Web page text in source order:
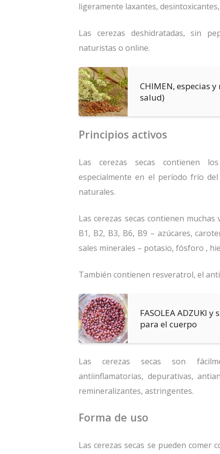
ligeramente laxantes,
Las cerezas deshidratadas, sin
naturistas o online.
CHIMEN, especias
salud)
Principios activos
Las cerezas secas contienen
especialmente en el período frío
naturales.
Las cerezas secas contienen
B1, B2, B3, B6, B9 – azúcares,
sales minerales – potasio, fósforo ,
También contienen resveratrol, el
FASOLEA ADZUKI
para el cuerpo
Las cerezas secas son
antiinflamatorias, depurativas,
remineralizantes, astringentes.
Forma de uso
Las cerezas secas se pueden comer